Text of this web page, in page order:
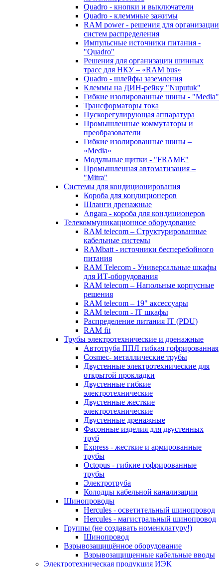
Quadro - кнопки и выключатели
Quadro - клеммные зажимы
RAM power - решения для организации
систем распределения
Импульсные источники питания -
"Quadro"
Решения для организации шинных
трасс для НКУ – «RAM bus»
Quadro - шлейфы заземления
Клеммы на ДИН-рейку "Nuputuk"
Гибкие изолированные шины - "Media"
Трансформаторы тока
Пускорегулирующая аппаратура
Промышленные коммутаторы и
преобразователи
Гибкие изолированные шины –
«Media»
Модульные щитки - "FRAME"
Промышленная автоматизация –
"Mitra"
Системы для кондиционирования
Короба для кондиционеров
Шланги дренажные
Angara - короба для кондиционеров
Телекоммуникационное оборудование
RAM telecom – Структурированные
кабельные системы
RAMbatt - источники бесперебойного
питания
RAM Telecom - Универсальные шкафы
для ИТ-оборудования
RAM telecom – Напольные корпусные
решения
RAM telecom – 19" аксессуары
RAM telecom - IT шкафы
Распределение питания IT (PDU)
RAM fit
Трубы электротехнические и дренажные
Автотруба ППЛ гибкая гофрированная
Cosmec- металлические трубы
Двустенные электротехнические для
открытой прокладки
Двустенные гибкие
электротехнические
Двустенные жесткие
электротехнические
Двустенные дренажные
Фасонные изделия для двустенных
труб
Express - жесткие и армированные
трубы
Octopus - гибкие гофрированные
трубы
Электротруба
Колодцы кабельной канализации
Шинопроводы
Hercules - осветительный шинопровод
Hercules - магистральный шинопровод
Группы (не создавать номенклатуру!)
Шинопровод
Взрывозащищённое оборудование
Взрывозащищенные кабельные вводы
Электротехническая продукция ИЭК